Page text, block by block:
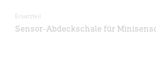
Ersatzteil
Sensor-Abdeckschale für